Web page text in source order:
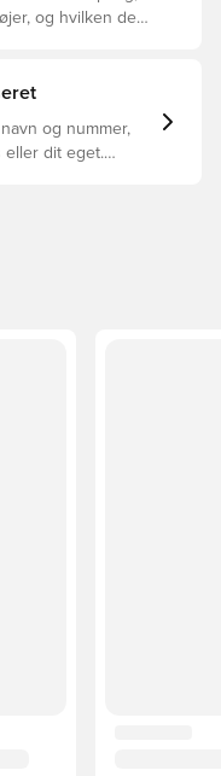
og hvilken der
og nummer,
eller dit eget.